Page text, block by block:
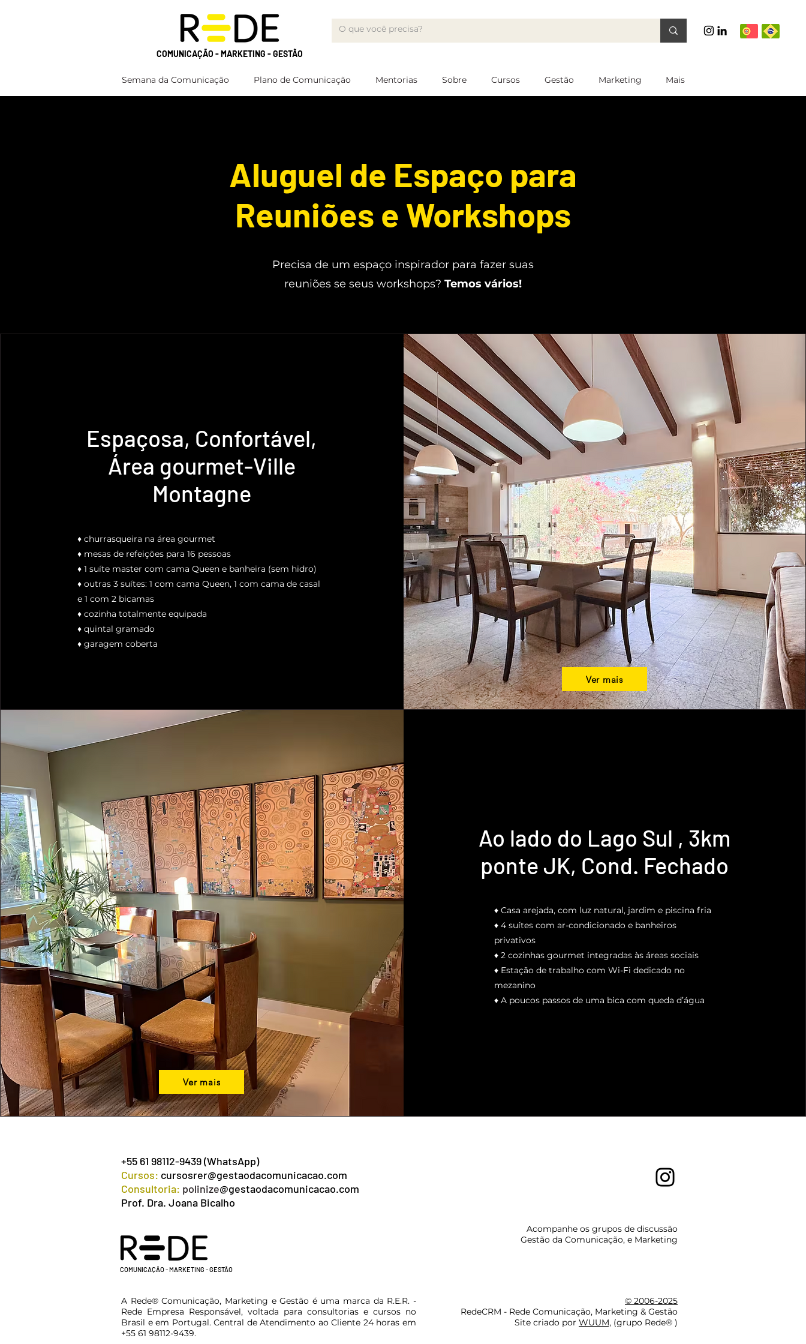
COMUNICAÇÃO - MARKETING - GESTÃO
Semana da Comunicação Plano de Comunicação Mentorias Sobre Cursos Gestão Marketing Mais
Aluguel de Espaço para
Reuniões e Workshops
Precisa de um espaço inspirador para fazer suas
reuniões se seus workshops? Temos vários!
Espaçosa, Confortável,
Área gourmet-Ville
Montagne
♦️ churrasqueira na área gourmet
♦️ mesas de refeições para 16 pessoas
♦️ 1 suíte master com cama Queen e banheira (sem hidro)
♦️ outras 3 suítes: 1 com cama Queen, 1 com cama de casal
e 1 com 2 bicamas
♦️ cozinha totalmente equipada
♦️ quintal gramado
♦️ garagem coberta
Ver mais
Ver mais
Ao lado do Lago Sul , 3km
ponte JK, Cond. Fechado
♦️ Casa arejada, com luz natural, jardim e piscina fria
♦️ 4 suítes com ar-condicionado e banheiros
privativos
♦️ 2 cozinhas gourmet integradas às áreas sociais
♦️ Estação de trabalho com Wi-Fi dedicado no
mezanino
♦️ A poucos passos de uma bica com queda d’água
+55 61 98112-9439 (WhatsApp)
Cursos: cursosrer@gestaodacomunicacao.com
Consultoria: polinize@gestaodacomunicacao.com
Prof. Dra. Joana Bicalho
Acompanhe os grupos de discussão
Gestão da Comunicação, e Marketing
COMUNICAÇÃO - MARKETING - GESTÃO
A Rede® Comunicação, Marketing e Gestão é uma marca da R.E.R. -
Rede Empresa Responsável, voltada para consultorias e cursos no
Brasil e em Portugal. Central de Atendimento ao Cliente 24 horas em
+55 61 98112-9439.
© 2006-2025
RedeCRM - Rede Comunicação, Marketing & Gestão
Site criado por WUUM, (grupo Rede® )